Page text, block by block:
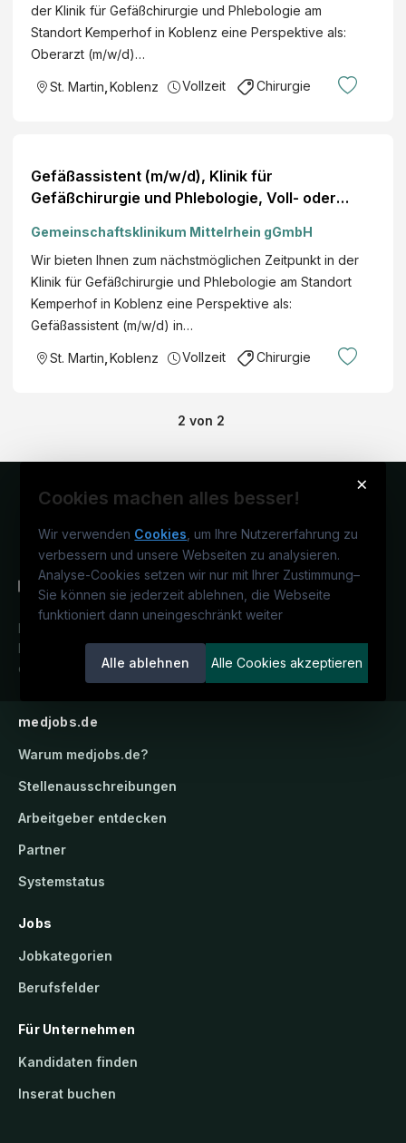
der Klinik für Gefäßchirurgie und Phlebologie am
Standort Kemperhof in Koblenz eine Perspektive als:
Oberarzt (m/w/d)…
St. Martin Koblenz Vollzeit Chirurgie
Gefäßassistent (m/w/d), Klinik für
Gefäßchirurgie und Phlebologie, Voll- oder
Gemeinschaftsklinikum Mittelrhein gGmbH
Wir bieten Ihnen zum nächstmöglichen Zeitpunkt in der
Klinik für Gefäßchirurgie und Phlebologie am Standort
Kemperhof in Koblenz eine Perspektive als:
Gefäßassistent (m/w/d) in…
St. Martin Koblenz Vollzeit Chirurgie
2 von 2
×
Cookies machen alles besser!
Wir verwenden Cookies, um Ihre Nutzererfahrung zu
verbessern und unsere Webseiten zu analysieren.
Analyse-Cookies setzen wir nur mit Ihrer Zustimmung–
Sie können sie jederzeit ablehnen, die Webseite
funktioniert dann uneingeschränkt weiter
Alle ablehnen Alle Cookies akzeptieren
Deutschlands medizinisches
Karriereportal.Ein Service der
candidatis GmbH.
medjobs.de
Warum medjobs.de?
Stellenausschreibungen
Arbeitgeber entdecken
Partner
Systemstatus
Jobs
Jobkategorien
Berufsfelder
Für Unternehmen
Kandidaten finden
Inserat buchen